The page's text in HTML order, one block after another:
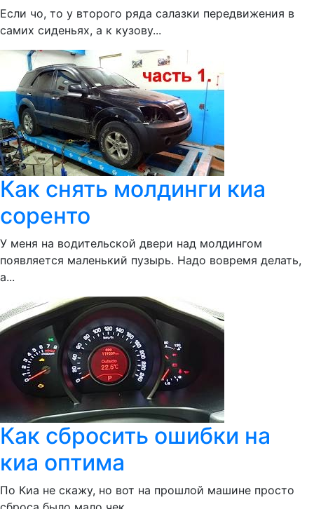
Если чо, то у второго ряда салазки передвижения в
самих сиденьях, а к кузову...
Как снять молдинги киа
соренто
У меня на водительской двери над молдингом
появляется маленький пузырь. Надо вовремя делать,
а...
Как сбросить ошибки на
киа оптима
По Киа не скажу, но вот на прошлой машине просто